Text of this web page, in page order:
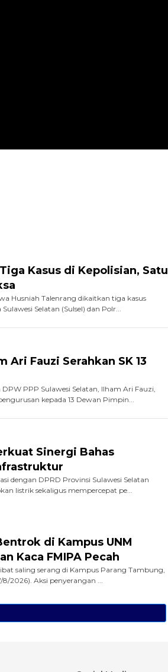
Kasus di Kepolisian, Satu
Husniah Talenrang dikaitkan tiga kasus
Selatan (Sulsel) dan Polr...
Ari Fauzi Serahkan SK 13
DPW PPP Sulawesi Selatan, Ilham Ari Fauzi,
kepada 13 Dewan Pimpin...
Sinergi Bahas
dengan DPRD Provinsi Sulawesi Selatan
listrik sekaligus mempercepat pe...
di Kampus UNM
Kaca FMIPA Pecah
saling serang di Kampus Parang Tambung,
2026). Aksi penyerangan ...